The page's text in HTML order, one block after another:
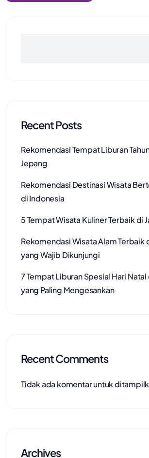
Recent Posts
Rekomendasi Tempat Liburan
Jepang
Rekomendasi Destinasi Wisata
di Indonesia
5 Tempat Wisata Kuliner Terbaik di
Rekomendasi Wisata Alam Terbaik
yang Wajib Dikunjungi
7 Tempat Liburan Spesial Hari
yang Paling Mengesankan
Recent Comments
Tidak ada komentar untuk
Archives